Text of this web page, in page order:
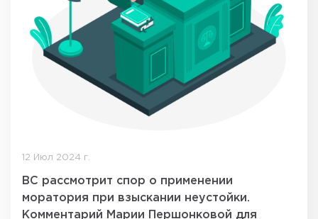
12 Июл 2024 г.
ВС рассмотрит спор о применении
моратория при взыскании неустойки.
Комментарий Марии Першонковой для